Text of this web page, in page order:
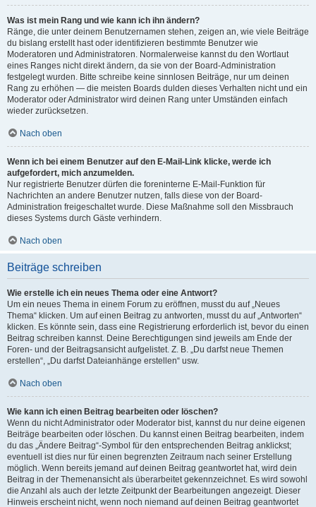
Was ist mein Rang und wie kann ich ihn ändern?
Ränge, die unter deinem Benutzernamen stehen, zeigen an, wie viele Beiträge
du bislang erstellt hast oder identifizieren bestimmte Benutzer wie
Moderatoren und Administratoren. Normalerweise kannst du den Wortlaut
eines Ranges nicht direkt ändern, da sie von der Board-Administration
festgelegt wurden. Bitte schreibe keine sinnlosen Beiträge, nur um deinen
Rang zu erhöhen — die meisten Boards dulden dieses Verhalten nicht und ein
Moderator oder Administrator wird deinen Rang unter Umständen einfach
wieder zurücksetzen.
Nach oben
Wenn ich bei einem Benutzer auf den E-Mail-Link klicke, werde ich
aufgefordert, mich anzumelden.
Nur registrierte Benutzer dürfen die foreninterne E-Mail-Funktion für
Nachrichten an andere Benutzer nutzen, falls diese von der Board-
Administration freigeschaltet wurde. Diese Maßnahme soll den Missbrauch
dieses Systems durch Gäste verhindern.
Nach oben
Beiträge schreiben
Wie erstelle ich ein neues Thema oder eine Antwort?
Um ein neues Thema in einem Forum zu eröffnen, musst du auf „Neues
Thema“ klicken. Um auf einen Beitrag zu antworten, musst du auf „Antworten“
klicken. Es könnte sein, dass eine Registrierung erforderlich ist, bevor du einen
Beitrag schreiben kannst. Deine Berechtigungen sind jeweils am Ende der
Foren- und der Beitragsansicht aufgelistet. Z. B. „Du darfst neue Themen
erstellen“, „Du darfst Dateianhänge erstellen“ usw.
Nach oben
Wie kann ich einen Beitrag bearbeiten oder löschen?
Wenn du nicht Administrator oder Moderator bist, kannst du nur deine eigenen
Beiträge bearbeiten oder löschen. Du kannst einen Beitrag bearbeiten, indem
du das „Ändere Beitrag“-Symbol für den entsprechenden Beitrag anklickst;
eventuell ist dies nur für einen begrenzten Zeitraum nach seiner Erstellung
möglich. Wenn bereits jemand auf deinen Beitrag geantwortet hat, wird dein
Beitrag in der Themenansicht als überarbeitet gekennzeichnet. Es wird sowohl
die Anzahl als auch der letzte Zeitpunkt der Bearbeitungen angezeigt. Dieser
Hinweis erscheint nicht, wenn noch niemand auf deinen Beitrag geantwortet